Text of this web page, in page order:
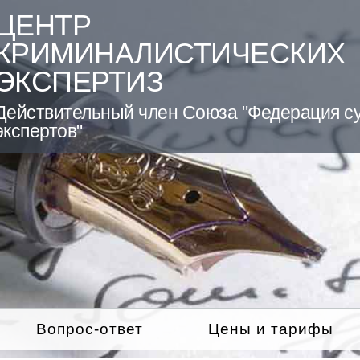
член Союза "Федерация
Вопрос-ответ Цены и тарифы